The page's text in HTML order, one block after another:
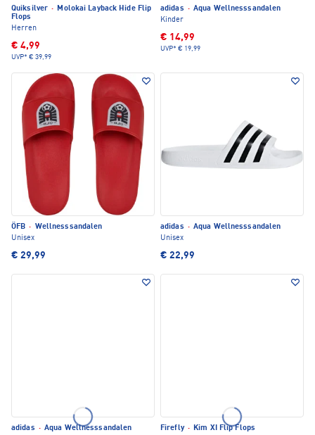
Quiksilver · Molokai Layback Hide Flip
Flops
Herren
€ 4,99
UVP* € 39,99
adidas · Aqua Wellnesssandalen
Kinder
€ 14,99
UVP* € 19,99
ÖFB · Wellnesssandalen
Unisex
€ 29,99
adidas · Aqua Wellnesssandalen
Unisex
€ 22,99
adidas · Aqua Wellnesssandalen
Firefly · Kim XI Flip Flops